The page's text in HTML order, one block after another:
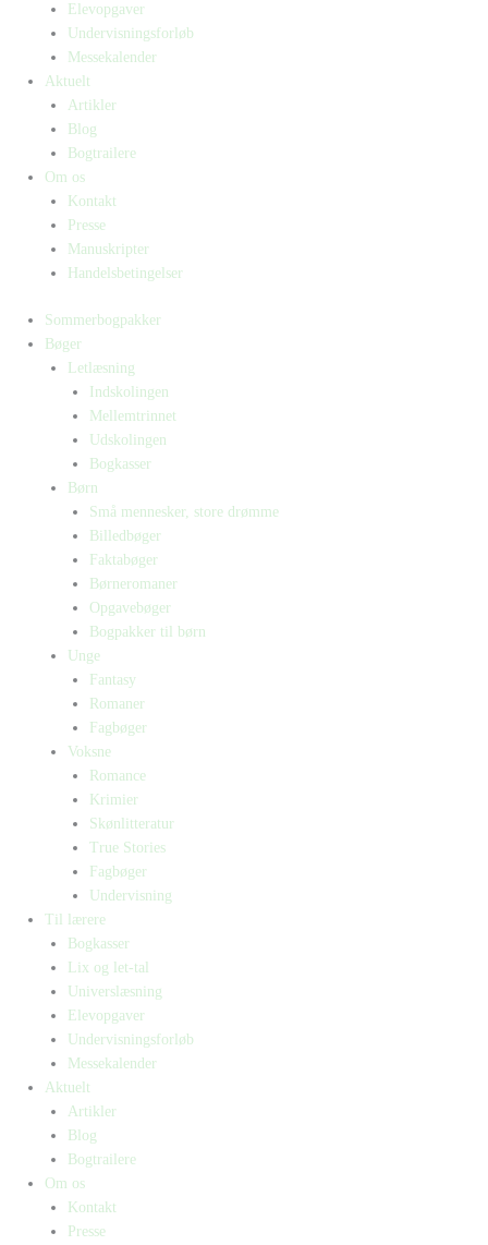
Elevopgaver
Undervisningsforløb
Messekalender
Aktuelt
Artikler
Blog
Bogtrailere
Om os
Kontakt
Presse
Manuskripter
Handelsbetingelser
Sommerbogpakker
Bøger
Letlæsning
Indskolingen
Mellemtrinnet
Udskolingen
Bogkasser
Børn
Små mennesker, store drømme
Billedbøger
Faktabøger
Børneromaner
Opgavebøger
Bogpakker til børn
Unge
Fantasy
Romaner
Fagbøger
Voksne
Romance
Krimier
Skønlitteratur
True Stories
Fagbøger
Undervisning
Til lærere
Bogkasser
Lix og let-tal
Universlæsning
Elevopgaver
Undervisningsforløb
Messekalender
Aktuelt
Artikler
Blog
Bogtrailere
Om os
Kontakt
Presse